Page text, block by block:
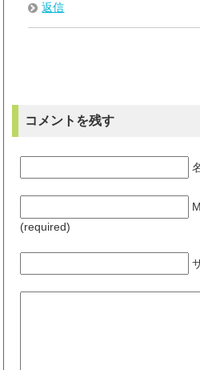
返信
コメントを残す
(required)